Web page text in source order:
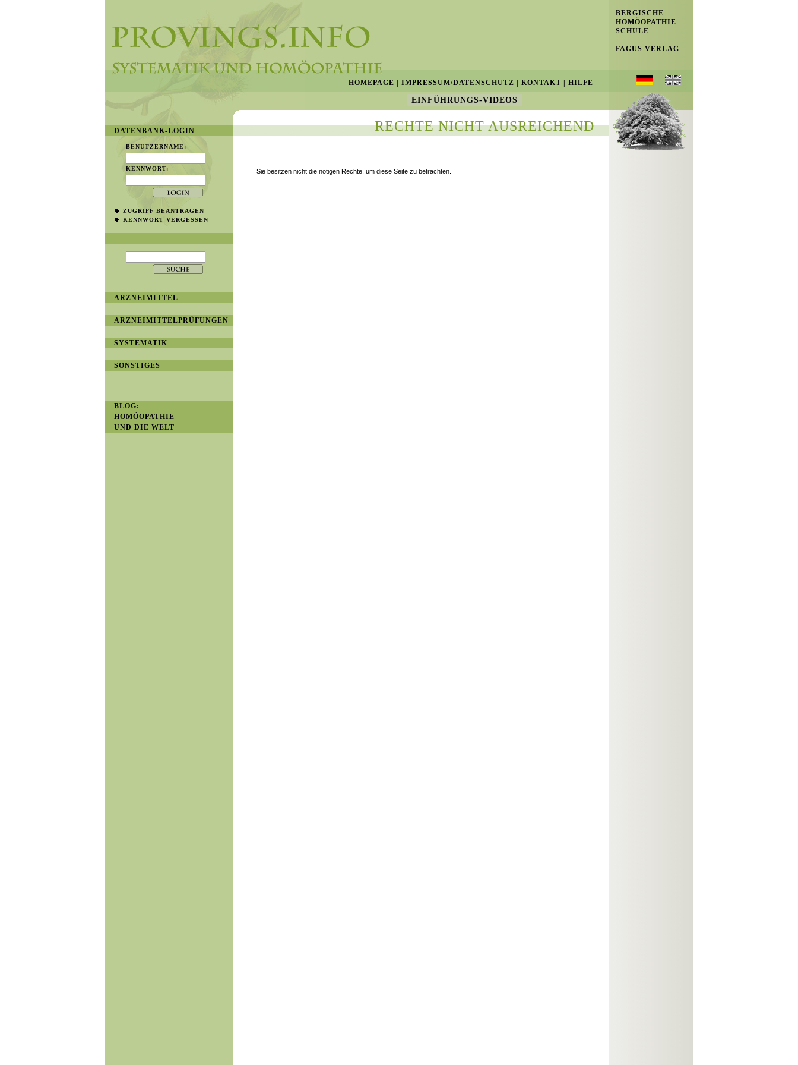
EINFÜHRUNGS-VIDEOS
BERGISCHE
HOMÖOPATHIE
SCHULE
FAGUS VERLAG
HOMEPAGE IMPRESSUM/DATENSCHUTZ KONTAKT HILFE
RECHTE NICHT AUSREICHEND
Sie besitzen nicht die nötigen Rechte, um diese Seite zu betrachten.
DATENBANK-LOGIN
BENUTZERNAME:
KENNWORT:
ZUGRIFF BEANTRAGEN
KENNWORT VERGESSEN
ARZNEIMITTEL
ARZNEIMITTELPRÜFUNGEN
SYSTEMATIK
SONSTIGES
BLOG:
HOMÖOPATHIE
UND DIE WELT